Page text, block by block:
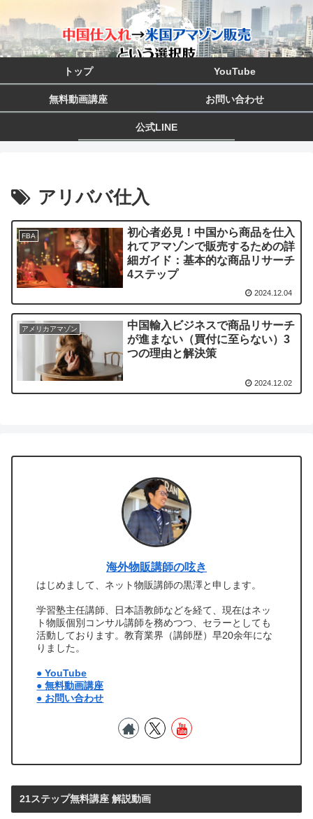
トップ YouTube
無料動画講座 お問い合わせ
公式LINE
アリババ仕入
FBA
初心者必見！中国から商品を仕入
れてアマゾンで販売するための詳
細ガイド：基本的な商品リサーチ
4ステップ
2024.12.04
アメリカアマゾン
中国輸入ビジネスで商品リサーチ
が進まない（買付に至らない）3
つの理由と解決策
2024.12.02
海外物販講師の呟き
はじめまして、ネット物販講師の黒澤と申します。
学習塾主任講師、日本語教師などを経て、現在はネッ
ト物販個別コンサル講師を務めつつ、セラーとしても
活動しております。教育業界（講師歴）早20余年にな
りました。
● YouTube
● 無料動画講座
● お問い合わせ
21ステップ無料講座 解説動画